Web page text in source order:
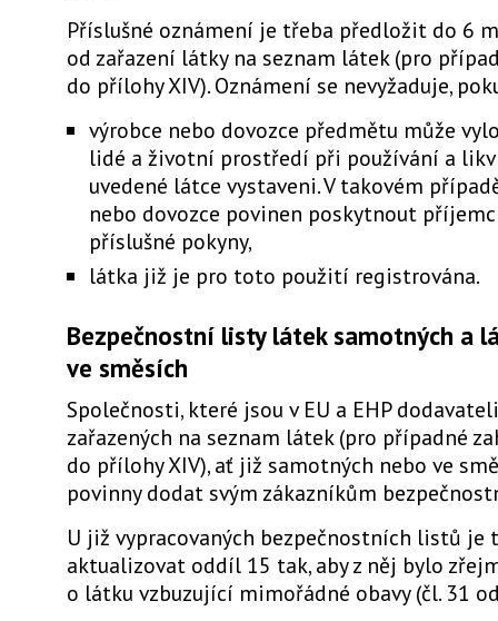
Příslušné oznámení je třeba předložit do 6
od zařazení látky na seznam látek (pro
do přílohy XIV). Oznámení se nevyžaduje,
výrobce nebo dovozce předmětu může
lidé a životní prostředí při používání a
uvedené látce vystaveni. V takovém
nebo dovozce povinen poskytnout
příslušné pokyny,
látka již je pro toto použití registrována.
Bezpečnostní listy látek samotných a
ve směsích
Společnosti, které jsou v EU a EHP
zařazených na seznam látek (pro případné
do přílohy XIV), ať již samotných nebo ve
povinny dodat svým zákazníkům
U již vypracovaných bezpečnostních listů je
aktualizovat oddíl 15 tak, aby z něj bylo
o látku vzbuzující mimořádné obavy (čl. 31